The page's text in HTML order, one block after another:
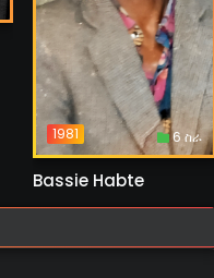
1981 6 ስራ
Bassie Habte